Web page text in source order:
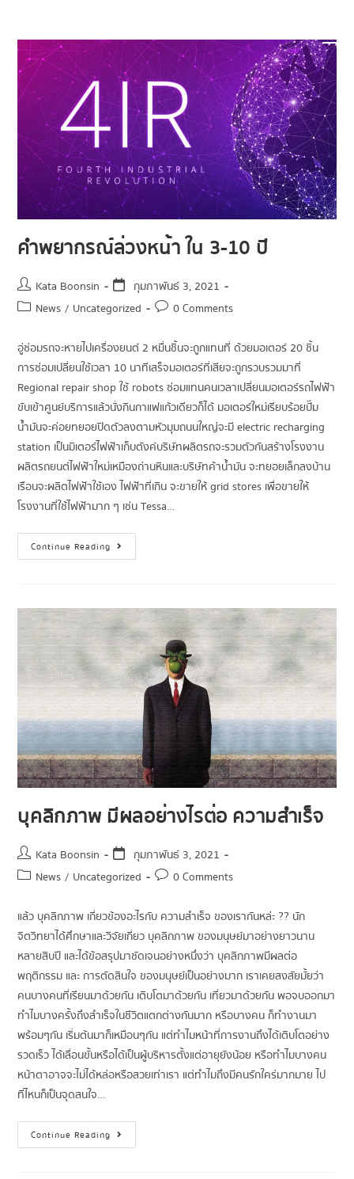
คำพยากรณ์ล่วงหน้า ใน 3-10 ปี
Kata Boonsin
กุมภาพันธ์ 3, 2021
News / Uncategorized 0 Comments
อู่ซ่อมรถจะหายไปเครื่องยนต์ 2 หมื่นชิ้นจะถูกแทนที่ ด้วยมอเตอร์ 20 ชิ้น
การซ่อมเปลี่ยนใช้เวลา 10 นาทีเสร็จมอเตอร์ที่เสียจะถูกรวบรวมมาที่
Regional repair shop ใช้ robots ซ่อมแทนคนเวลาเปลี่ยนมอเตอร์รถไฟฟ้า
ขับเข้าศูนย์บริการแล้วนั่งกินกาแฟแก้วเดียวก็ได้ มอเตอร์ใหม่เรียบร้อยปั๊ม
น้ำมันจะค่อยทยอยปิดตัวลงตามหัวมุมถนนใหญ่จะมี electric recharging
station เป็นมิเตอร์ไฟฟ้าเก็บตังค์บริษัทผลิตรถจะรวมตัวกันสร้างโรงงาน
ผลิตรถยนต์ไฟฟ้าใหม่เหมืองถ่านหินและบริษัทค้าน้ำมัน จะทยอยเล็กลงบ้าน
เรือนจะผลิตไฟฟ้าใช้เอง ไฟฟ้าที่เกิน จะขายให้ grid stores เพื่อขายให้
โรงงานที่ใช้ไฟฟ้ามาก ๆ เช่น Tessa…
Continue Reading
บุคลิกภาพ มีผลอย่างไรต่อ ความสำเร็จ
Kata Boonsin
กุมภาพันธ์ 3, 2021
News / Uncategorized 0 Comments
แล้ว บุคลิกภาพ เกี่ยวข้องอะไรกับ ความสำเร็จ ของเรากันหล่ะ ?? นัก
จิตวิทยาได้ศึกษาและวิจัยเกี่ยว บุคลิกภาพ ของมนุษย์มาอย่างยาวนาน
หลายสิบปี และได้ข้อสรุปมาชัดเจนอย่างหนึ่งว่า บุคลิกภาพมีผลต่อ
พฤติกรรม และ การตัดสินใจ ของมนุษย์เป็นอย่างมาก เราเคยสงสัยมั้ยว่า
คนบางคนที่เรียนมาด้วยกัน เติบโตมาด้วยกัน เที่ยวมาด้วยกัน พอจบออกมา
ทำไมบางครั้งถึงสำเร็จในชีวิตแตกต่างกันมาก หรือบางคน ก็ทำงานมา
พร้อมๆกัน เริ่มต้นมาก็เหมือนๆกัน แต่ทำไมหน้าที่การงานถึงได้เติบโตอย่าง
รวดเร็ว ได้เลื่อนขั้นหรือได้เป็นผู้บริหารตั้งแต่อายุยังน้อย หรือทำไมบางคน
หน้าตาอาจจะไม่ได้หล่อหรือสวยเท่าเรา แต่ทำไมถึงมีคนรักใคร่มากมาย ไป
ที่ไหนก็เป็นจุดสนใจ…
Continue Reading